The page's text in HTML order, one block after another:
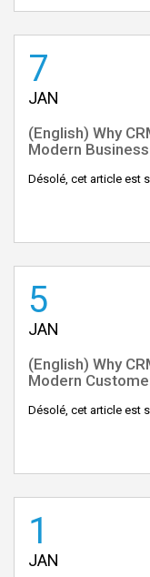
7
JAN
(English) Why
Modern
Désolé, cet article est
5
JAN
(English) Why
Modern
Désolé, cet article est
1
JAN